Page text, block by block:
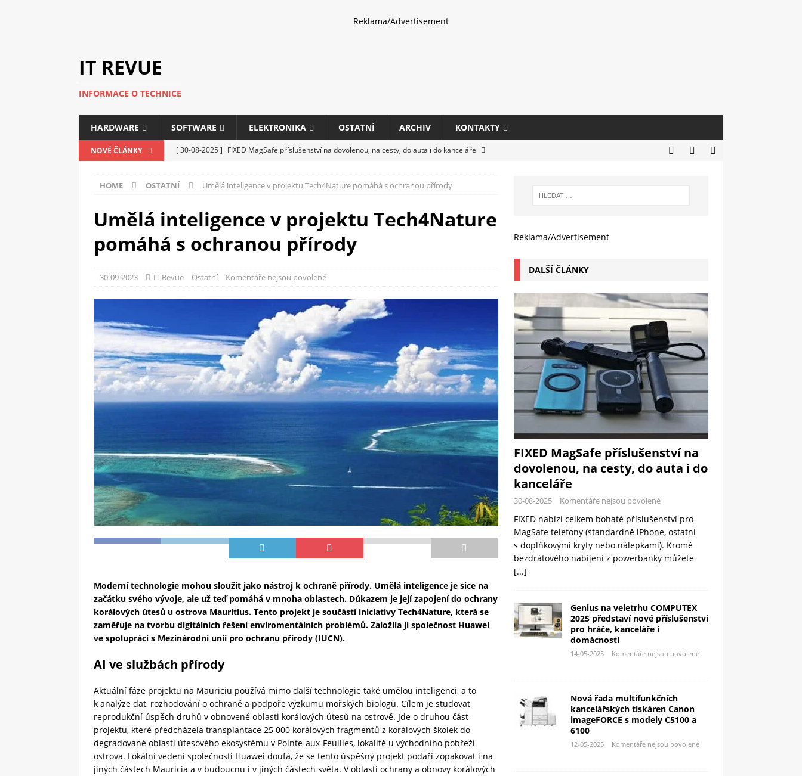
Reklama/Advertisement
IT REVUE
INFORMACE O TECHNICE
HARDWARE SOFTWARE ELEKTRONIKA OSTATNÍ ARCHIV KONTAKTY
NOVÉ ČLÁNKY [ 30-08-2025 ] FIXED MagSafe příslušenství na dovolenou, na cesty, do auta i do kanceláře
[ 14-05-2025 ] Genius na veletrhu COMPUTEX 2025 představí nové příslušenství pro hráče,
kanceláře i domácnosti
[ 12-05-2025 ]
Nová řada multifunkčních kancelářských tiskáren Canon imageFORCE s modely
C5100 a 6100
PERIFERIE
Blockchain a růst krypto kasin: Co by měli vědět milovníci technologií
SOFTWARE
HOME OSTATNÍ Umělá inteligence v projektu Tech4Nature pomáhá s ochranou přírody
Umělá inteligence v projektu Tech4Nature
pomáhá s ochranou přírody
30-09-2023 IT Revue Ostatní Komentáře nejsou povolené
Moderní technologie mohou sloužit jako nástroj k ochraně přírody. Umělá inteligence je sice na
začátku svého vývoje, ale už teď pomáhá v mnoha oblastech. Důkazem je její zapojení do ochrany
korálových útesů u ostrova Mauritius. Tento projekt je součástí iniciativy Tech4Nature, která se
zaměřuje na tvorbu digitálních řešení enviromentálních problémů. Založila ji společnost Huawei
ve spolupráci s Mezinárodní unií pro ochranu přírody (IUCN).
AI ve službách přírody
Aktuální fáze projektu na Mauriciu používá mimo další technologie také umělou inteligenci, a to
k analýze dat, rozhodování o ochraně a podpoře výzkumu mořských biologů. Cílem je studovat
reprodukční úspěch druhů v obnovené oblasti korálových útesů na ostrově. Jde o druhou část
projektu, které předcházela transplantace 25 000 korálových fragmentů z korálových školek do
degradované oblasti útesového ekosystému v Pointe-aux-Feuilles, lokalitě u východního pobřeží
ostrova. Lokální vedení společnosti Huawei doufá, že se tento úspěšný projekt podaří zopakovat i na
jiných částech Mauricia a v budoucnu i v jiných částech světa. V oblasti ochrany a obnovy korálových
Reklama/Advertisement
DALŠÍ ČLÁNKY
FIXED MagSafe příslušenství na
dovolenou, na cesty, do auta i do
kanceláře
30-08-2025 Komentáře nejsou povolené
FIXED nabízí celkem bohaté příslušenství pro
MagSafe telefony (standardně iPhone, ostatní
s doplňkovými kryty nebo nálepkami). Kromě
bezdrátového nabíjení z powerbanky můžete
[...]
Genius na veletrhu COMPUTEX
2025 představí nové příslušenství
pro hráče, kanceláře i
domácnosti
14-05-2025 Komentáře nejsou povolené
Nová řada multifunkčních
kancelářských tiskáren Canon
imageFORCE s modely C5100 a
6100
12-05-2025 Komentáře nejsou povolené